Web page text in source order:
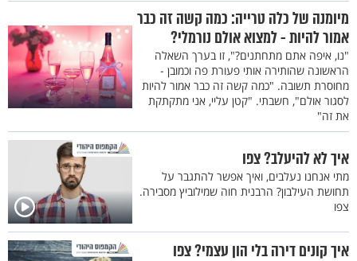
מיומנה של כלה טרייה: כמה קשה זה כבר
אמור להיות - למצוא אולם נורמלי?
"נו, איפה אתם מתחתנים?", זו בערך השאלה
הראשונה שהותירה אותי פעורת פה וכמובן -
מחוסרת תשובה. "כמה קשה זה כבר אמור להיות
לסגור אולם", חשבתי. "קטן עליי, אני מתקתקת
את זה"
איך לא להיעלב? צפו
מתי אנחנו נעלבים, ואיך אפשר להתגבר על
תחושת העילבון? הרבנית חוה שמילוביץ מסבירה.
צפו
איך קונים דירה בלי הון עצמי? צפו